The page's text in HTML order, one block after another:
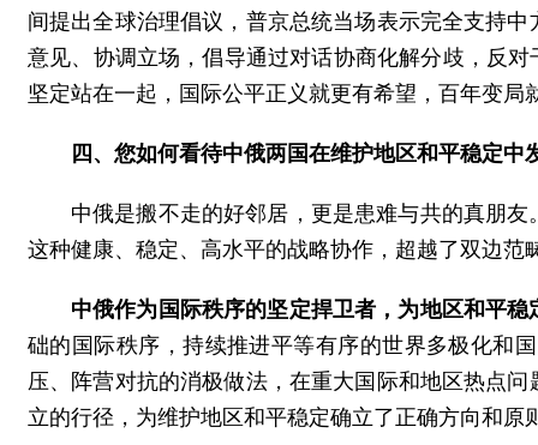
间提出全球治理倡议，普京总统当场表示完全支持
意见、协调立场，倡导通过对话协商化解分歧，反
坚定站在一起，国际公平正义就更有希望，百年变
四、您如何看待中俄两国在维护地区和平稳定中
中俄是搬不走的好邻居，更是患难与共的真朋
这种健康、稳定、高水平的战略协作，超越了双边
中俄作为国际秩序的坚定捍卫者，为地区和平稳
础的国际秩序，持续推进平等有序的世界多极化和
压、阵营对抗的消极做法，在重大国际和地区热点
立的行径，为维护地区和平稳定确立了正确方向和原